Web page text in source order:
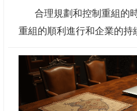
合理規劃和控制重組的
重組的順利進行和企業的持